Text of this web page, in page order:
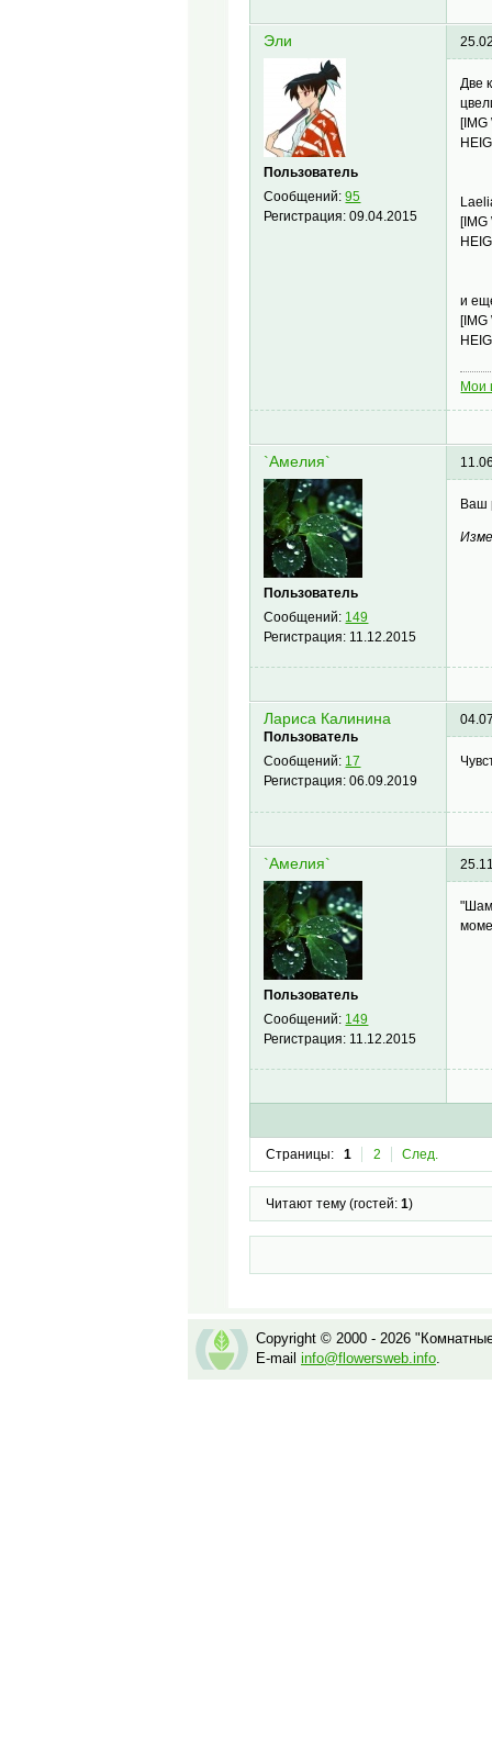
Эли
Пользователь
Сообщений:95
Регистрация:09.04.2015
Две
[IMG
[IMG
и
[IMG
Мои
`Амелия`
Пользователь
Сообщений: 149
Регистрация: 11.12.2015
Ваш
Лариса Калинина
Пользователь
Сообщений: 17
Регистрация:06.09.2019
`Амелия`
Пользователь
Сообщений: 149
Регистрация: 11.12.2015
Страницы: 1 2 След.
Читают тему (гостей: 1)
Copyright © 2000 - 2026
E-mail info@flowersweb.info.